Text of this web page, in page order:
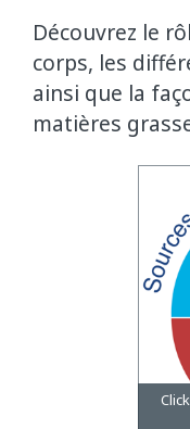
Découvrez le
corps, les
ainsi que la
matières